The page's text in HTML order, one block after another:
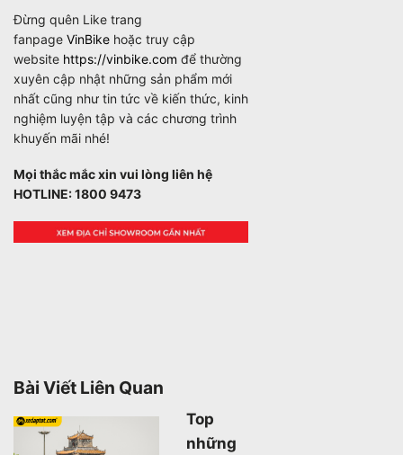
Đừng quên Like trang
fanpage VinBike hoặc truy cập
website https://vinbike.com để thường
xuyên cập nhật những sản phẩm mới
nhất cũng như tin tức về kiến thức, kinh
nghiệm luyện tập và các chương trình
khuyến mãi nhé!
Mọi thắc mắc xin vui lòng liên hệ
HOTLINE: 1800 9473
Bài Viết Liên Quan
Top
những